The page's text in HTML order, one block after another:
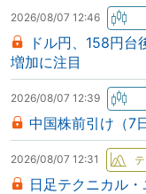
2026/08/07 12:46
ドル円、158円
増加に注目
2026/08/07 12:39
中国株前引け（7
2026/08/07 12:31
日足テクニカル